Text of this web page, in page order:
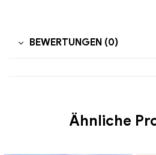
BEWERTUNGEN (0)
Ähnliche